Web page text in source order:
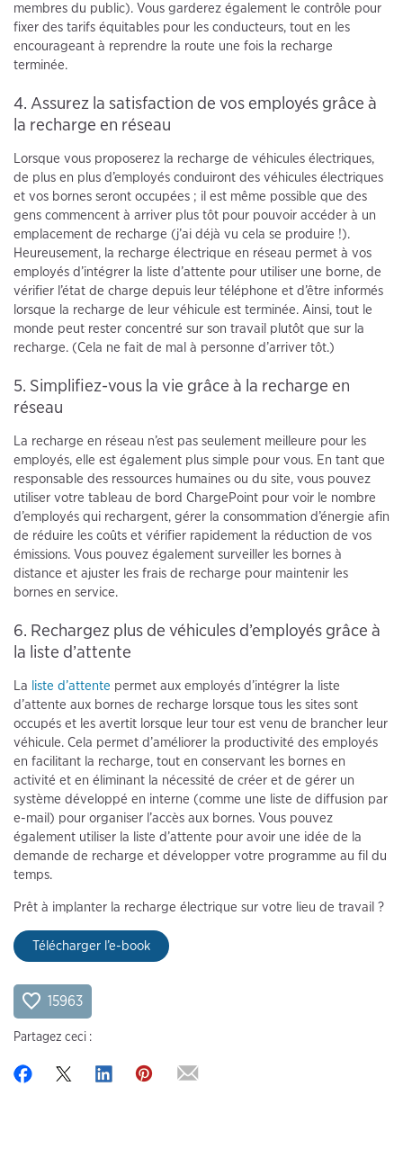
membres du public). Vous garderez également le contrôle pour
fixer des tarifs équitables pour les conducteurs, tout en les
encourageant à reprendre la route une fois la recharge
terminée.
4. Assurez la satisfaction de vos employés grâce à
la recharge en réseau
Lorsque vous proposerez la recharge de véhicules électriques,
de plus en plus d’employés conduiront des véhicules électriques
et vos bornes seront occupées ; il est même possible que des
gens commencent à arriver plus tôt pour pouvoir accéder à un
emplacement de recharge (j’ai déjà vu cela se produire !).
Heureusement, la recharge électrique en réseau permet à vos
employés d’intégrer la liste d’attente pour utiliser une borne, de
vérifier l’état de charge depuis leur téléphone et d’être informés
lorsque la recharge de leur véhicule est terminée. Ainsi, tout le
monde peut rester concentré sur son travail plutôt que sur la
recharge. (Cela ne fait de mal à personne d’arriver tôt.)
5. Simplifiez-vous la vie grâce à la recharge en
réseau
La recharge en réseau n’est pas seulement meilleure pour les
employés, elle est également plus simple pour vous. En tant que
responsable des ressources humaines ou du site, vous pouvez
utiliser votre tableau de bord ChargePoint pour voir le nombre
d’employés qui rechargent, gérer la consommation d’énergie afin
de réduire les coûts et vérifier rapidement la réduction de vos
émissions. Vous pouvez également surveiller les bornes à
distance et ajuster les frais de recharge pour maintenir les
bornes en service.
6. Rechargez plus de véhicules d’employés grâce à
la liste d’attente
La liste d’attente permet aux employés d’intégrer la liste
d’attente aux bornes de recharge lorsque tous les sites sont
occupés et les avertit lorsque leur tour est venu de brancher leur
véhicule. Cela permet d’améliorer la productivité des employés
en facilitant la recharge, tout en conservant les bornes en
activité et en éliminant la nécessité de créer et de gérer un
système développé en interne (comme une liste de diffusion par
e-mail) pour organiser l’accès aux bornes. Vous pouvez
également utiliser la liste d’attente pour avoir une idée de la
demande de recharge et développer votre programme au fil du
temps.
Prêt à implanter la recharge électrique sur votre lieu de travail ?
Télécharger l’e-book
15963
Partagez ceci :